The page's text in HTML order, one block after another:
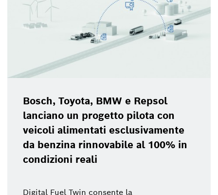
Bosch, Toyota, BMW e Repsol
lanciano un progetto pilota con
veicoli alimentati esclusivamente
da benzina rinnovabile al 100% in
condizioni reali
Digital Fuel Twin consente la